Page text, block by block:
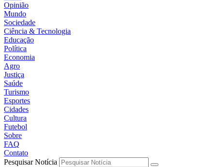
Opinião
Mundo
Sociedade
Ciência & Tecnologia
Educação
Política
Economia
Agro
Justiça
Saúde
Turismo
Esportes
Cidades
Cultura
Futebol
Sobre
FAQ
Contato
Pesquisar Notícia